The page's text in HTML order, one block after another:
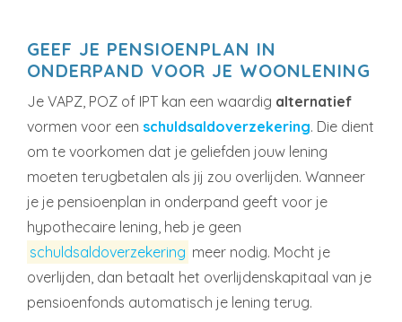
GEEF JE PENSIOENPLAN IN
ONDERPAND VOOR JE WOONLENING
Je VAPZ, POZ of IPT kan een waardig alternatief
vormen voor een schuldsaldoverzekering. Die dient
om te voorkomen dat je geliefden jouw lening
moeten terugbetalen als jij zou overlijden. Wanneer
je je pensioenplan in onderpand geeft voor je
hypothecaire lening, heb je geen
schuldsaldoverzekering meer nodig. Mocht je
overlijden, dan betaalt het overlijdenskapitaal van je
pensioenfonds automatisch je lening terug.